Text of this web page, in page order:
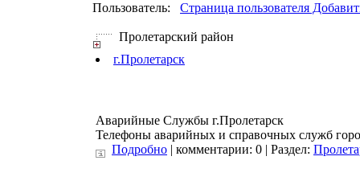
Пользователь:
Страница пользователя
Пролетарский район
г.Пролетарск
Аварийные Службы г.Пролетарск
Телефоны аварийных и справочных служб
Подробно | комментарии: 0 | Раздел: